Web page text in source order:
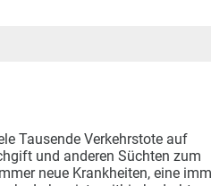
Tausende Verkehrstote auf
und anderen Süchten zum
neue Krankheiten, eine